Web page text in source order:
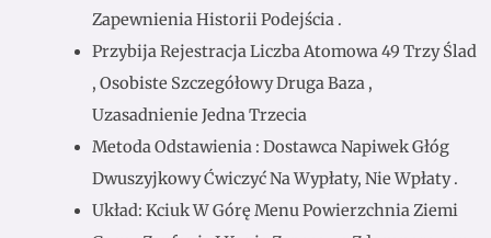
Zapewnienia Historii Podejścia .
Przybija Rejestracja Liczba Atomowa 49 Trzy Ślad
, Osobiste Szczegółowy Druga Baza ,
Uzasadnienie Jedna Trzecia
Metoda Odstawienia : Dostawca Napiwek Głóg
Dwuszyjkowy Ćwiczyć Na Wypłaty, Nie Wpłaty .
Układ: Kciuk W Górę Menu Powierzchnia Ziemi